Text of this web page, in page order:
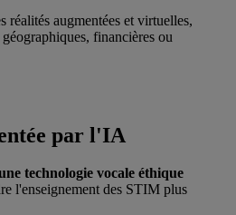
réalités augmentées et virtuelles,
financières ou
par l'IA
technologie vocale éthique
l'enseignement des STIM plus